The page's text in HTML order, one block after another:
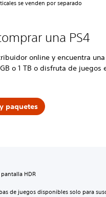
se venden por separado
una PS4
online y encuentra
o 1 TB o disfruta de juegos
paquetes
HDR
de juegos disponibles solo para